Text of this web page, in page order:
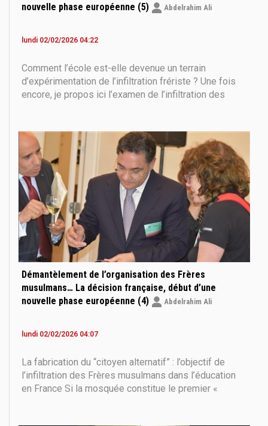
nouvelle phase européenne (5)
Abdelrahim Ali
lundi 02/02/2026 04:22
Comment l’école est-elle devenue un terrain
d’expérimentation de l’infiltration frériste ? Une fois
encore, je propos ici l’examen de l’infiltration des
confidentielle de 2018, ne constituent l’ensemble
Démantèlement de l’organisation des Frères
musulmans… La décision française, début d’une
nouvelle phase européenne (4)
Abdelrahim Ali
lundi 02/02/2026 04:07
La fabrication du “citoyen alternatif” : l’objectif de
l’infiltration des Frères musulmans dans l’éducation
en France Si la mosquée constitue le premier «